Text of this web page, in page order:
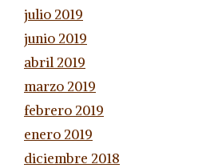
julio 2019
junio 2019
abril 2019
marzo 2019
febrero 2019
enero 2019
diciembre 2018